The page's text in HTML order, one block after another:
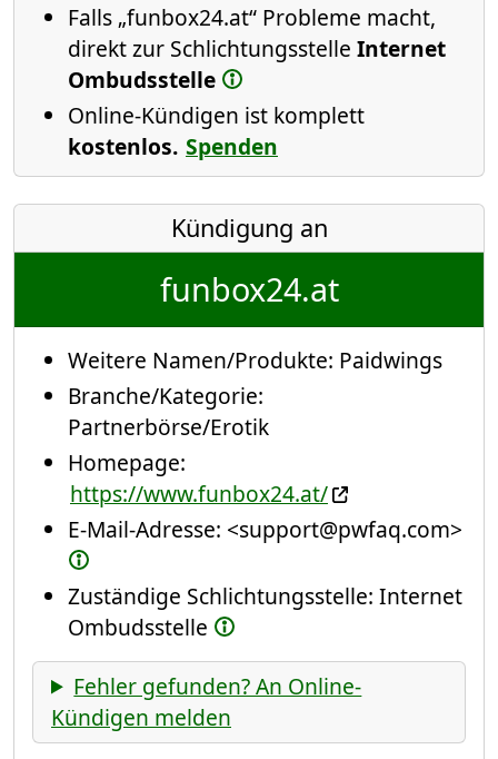
Falls „funbox24.at“ Probleme macht,
direkt zur Schlichtungsstelle Internet
Ombudsstelle
Online-Kündigen ist komplett
kostenlos. Spenden
Kündigung an
funbox24.at
Weitere Namen/Produkte: Paidwings
Branche/Kategorie:
Partnerbörse/Erotik
Homepage:
https://www.funbox24.at/
E-Mail-Adresse: <support@pwfaq.com>
Zuständige Schlichtungsstelle: Internet
Ombudsstelle
Fehler gefunden? An Online-
Kündigen melden